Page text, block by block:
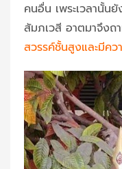
คนอื่น เพระเวลานั้น
สัมภเวสี อาตมาจึงถ
สวรรค์ชั้นสูงและมีคว